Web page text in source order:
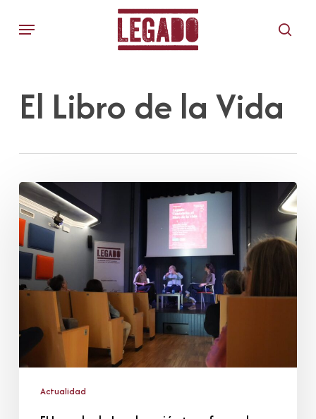
Menu
El Libro de la Vida
El
Legado
de
la
educación
transformadora
pasa
generación
en
generación
Actualidad